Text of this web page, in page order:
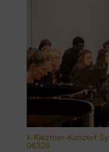
k-Klezmer-Konzert
06326